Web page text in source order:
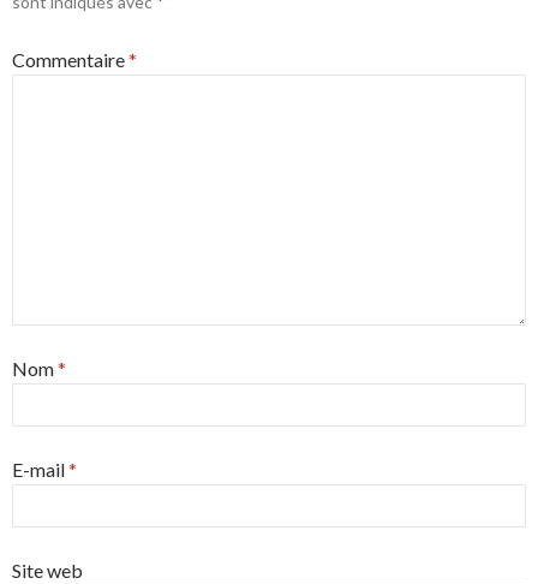
Commentaire*
Nom*
E-mail*
Site web